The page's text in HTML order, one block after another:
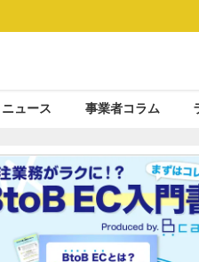
ニュース 事業者コラム